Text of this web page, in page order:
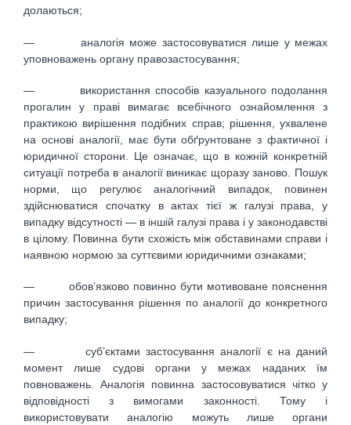
долаються;
— аналогія може застосовуватися лише у межах
уповноважень органу правозастосування;
— використання способів казуального подолання
прогалин у праві вимагає всебічного ознайомлення з
практикою вирішення подібних справ; рішення, ухвалене
на основі аналогії, має бути обґрунтоване з фактичної і
юридичної сторони. Це означає, що в кожній конкретній
ситуації потреба в аналогії виникає щоразу заново. Пошук
норми, що регулює аналогічний випадок, повинен
здійснюватися спочатку в актах тієї ж галузі права, у
випадку відсутності — в іншій галузі права і у законодавстві
в цілому. Повинна бути схожість між обставинами справи і
наявною нормою за суттєвими юридичними ознаками;
— обов’язково повинно бути мотивоване пояснення
причин застосування рішення по аналогії до конкретного
випадку;
— суб’єктами застосування аналогії є на даний
момент лише судові органи у межах наданих їм
повноважень. Аналогія повинна застосовуватися чітко у
відповідності з вимогами законності. Тому і
використовувати аналогію можуть лише органи